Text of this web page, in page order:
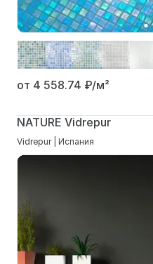
от 4 558.74 ₽/м²
NATURE Vidrepur
Vidrepur | Испания